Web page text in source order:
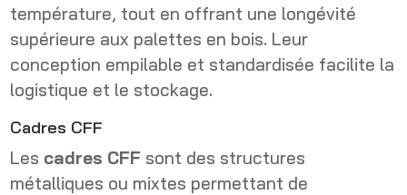
température, tout en offrant une longévité
supérieure aux palettes en bois. Leur
conception empilable et standardisée facilite la
logistique et le stockage.
Cadres CFF
Les cadres CFF sont des structures
métalliques ou mixtes permettant de